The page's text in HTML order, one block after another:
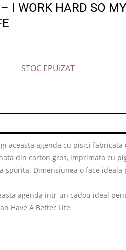
I WORK HARD SO
STOC EPUIZAT
aceasta agenda cu pisici
din carton gros, imprimata cu
sporita. Dimensiunea o face ideala
agenda intr-un cadou ideal
Have A Better Life